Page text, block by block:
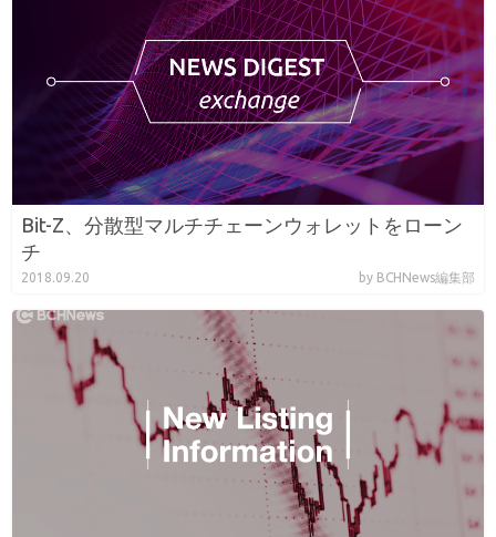
Bit-Z、分散型マルチチェーンウォレットをローン
チ
2018.09.20 by BCHNews編集部